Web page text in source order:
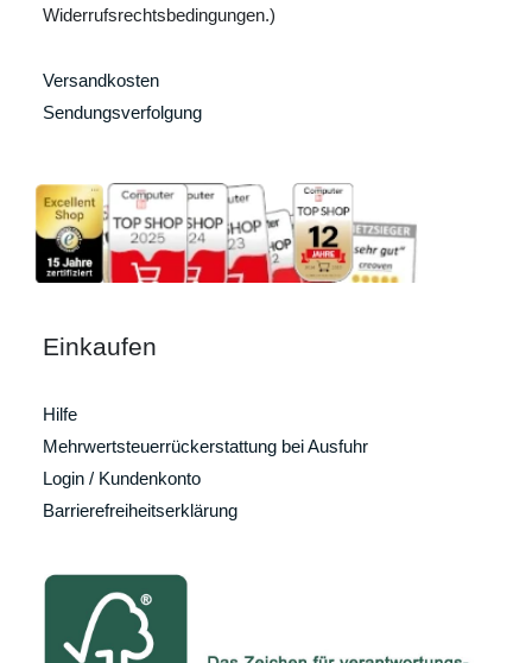
Widerrufsrechtsbedingungen.)
Versandkosten
Sendungsverfolgung
Einkaufen
Hilfe
Mehrwertsteuerrückerstattung bei Ausfuhr
Login / Kundenkonto
Barrierefreiheitserklärung